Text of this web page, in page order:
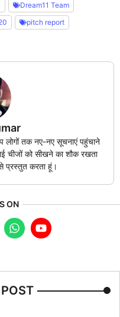
Dream11 Team
pitch report
तक नए-नए सूचनाएं पहुंचाने
चीजों को सीखने का शौक रखता
प्रस्तुत करता हूं।
ON